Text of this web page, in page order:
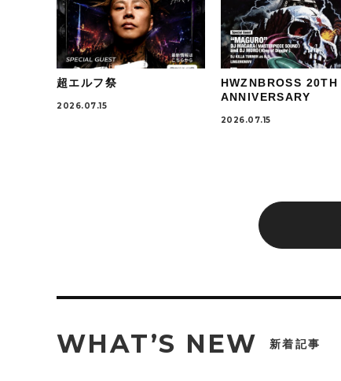
超エルフ祭
2026.07.15
HWZNBROSS 20TH
ANNIVERSARY
2026.07.15
WHAT’S NEW 新着記事